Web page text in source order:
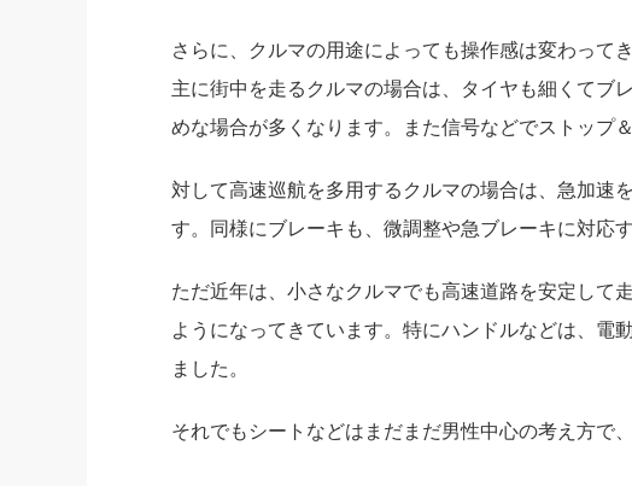
さらに、クルマの用途によっても操作感は変わってき
主に街中を走るクルマの場合は、タイヤも細くてブ
めな場合が多くなります。また信号などでストップ
対して高速巡航を多用するクルマの場合は、急加速
す。同様にブレーキも、微調整や急ブレーキに対応
ただ近年は、小さなクルマでも高速道路を安定して
ようになってきています。特にハンドルなどは、電
ました。
それでもシートなどはまだまだ男性中心の考え方で